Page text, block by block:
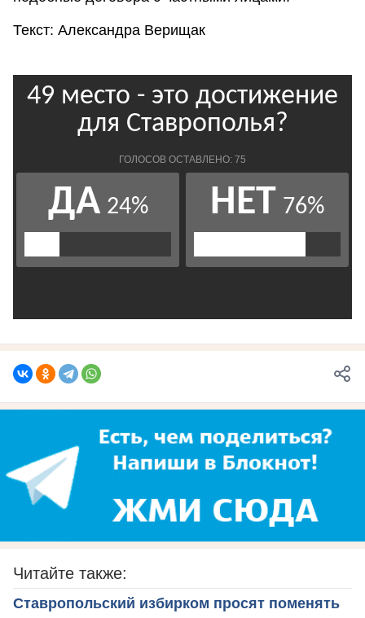
Текст: Александра Верищак
Читайте также:
Ставропольский избирком просят поменять